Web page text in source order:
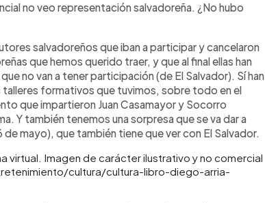
no veo representación salvadoreña. ¿No hubo
salvadoreños que iban a participar y cancelaron
que hemos querido traer, y que al final ellas han
no van a tener participación (de El Salvador). Sí han
formativos que tuvimos, sobre todo en el
que impartieron Juan Casamayor y Socorro
Y también tenemos una sorpresa que se va dar a
mayo), que también tiene que ver con El Salvador.
virtual. Imagen de carácter ilustrativo y no comercial
cultura/cultura-libro-diego-arria-